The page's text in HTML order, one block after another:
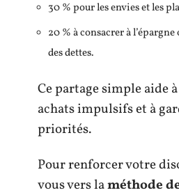
30 % pour les envies et les
20 % à consacrer à
des dettes.
Ce partage simple aide
achats impulsifs et à
priorités.
Pour renforcer votre
vous vers laméthode